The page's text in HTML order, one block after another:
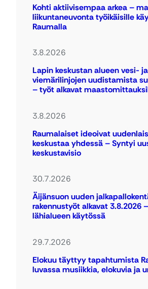
Kohti aktiivisempaa arkea –
liikuntaneuvonta työikäisille
Raumalla
3.8.2026
Lapin keskustan alueen vesi- ja
viemärilinjojen uudistamista
– työt alkavat
3.8.2026
Raumalaiset ideoivat
keskustaa yhdessä – Syntyi
keskustavisio
30.7.2026
Äijänsuon uuden
rakennustyöt alkavat 3.8.2026
lähialueen käytössä
29.7.2026
Elokuu täyttyy tapahtumista
luvassa musiikkia, elokuvia ja